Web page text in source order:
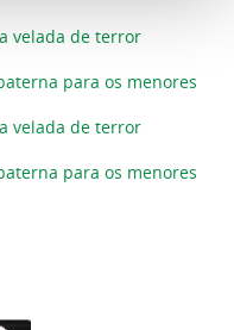
velada de terror
para os menores
velada de terror
para os menores